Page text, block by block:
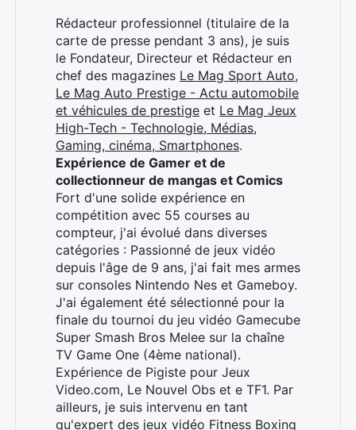
Rédacteur professionnel (titulaire de la
carte de presse pendant 3 ans), je suis
le Fondateur, Directeur et Rédacteur en
chef des magazines Le Mag Sport Auto,
Le Mag Auto Prestige - Actu automobile
et véhicules de prestige et Le Mag Jeux
High-Tech - Technologie, Médias,
Gaming, cinéma, Smartphones.
Expérience de Gamer et de
collectionneur de mangas et Comics
Fort d'une solide expérience en
compétition avec 55 courses au
compteur, j'ai évolué dans diverses
catégories : Passionné de jeux vidéo
depuis l'âge de 9 ans, j'ai fait mes armes
sur consoles Nintendo Nes et Gameboy.
J'ai également été sélectionné pour la
finale du tournoi du jeu vidéo Gamecube
Super Smash Bros Melee sur la chaîne
TV Game One (4ème national).
Expérience de Pigiste pour Jeux
Video.com, Le Nouvel Obs et e TF1. Par
ailleurs, je suis intervenu en tant
qu'expert des jeux vidéo Fitness Boxing
Rechercher